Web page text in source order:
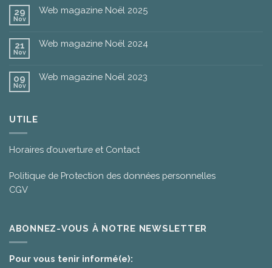
29
Nov
Web magazine Noël 2025
21
Nov
Web magazine Noël 2024
09
Nov
Web magazine Noël 2023
UTILE
Horaires d’ouverture et Contact
Politique de Protection des données personnelles
CGV
ABONNEZ-VOUS À NOTRE NEWSLETTER
Pour vous tenir informé(e):